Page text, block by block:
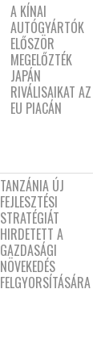
A KÍNAI
AUTÓGYÁRTÓK
ELŐSZÖR
MEGELŐZTÉK
JAPÁN
RIVÁLISAIKAT AZ
EU PIACÁN
TANZÁNIA ÚJ
FEJLESZTÉSI
STRATÉGIÁT
HIRDETETT A
GAZDASÁGI
NÖVEKEDÉS
FELGYORSÍTÁSÁRA